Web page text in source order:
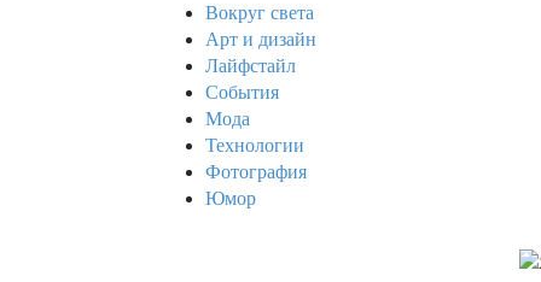
Вокруг света
Арт и дизайн
Лайфстайл
События
Мода
Технологии
Фотография
Юмор